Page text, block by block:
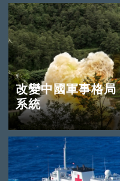
改變中國軍事格
系統